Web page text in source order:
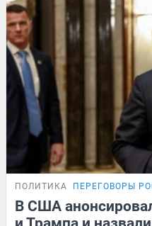
ПОЛИТИКА ПЕРЕГОВОРЫ
В США